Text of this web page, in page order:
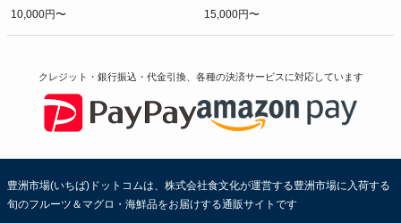
10,000円〜 15,000円〜
クレジット・銀行振込・代金引換、各種の決済サービスに対応しています
豊洲市場(いちば)ドットコムは、株式会社食文化が運営する豊洲市場に入荷する
旬のフルーツ＆マグロ・海鮮品をお届けする通販サイトです